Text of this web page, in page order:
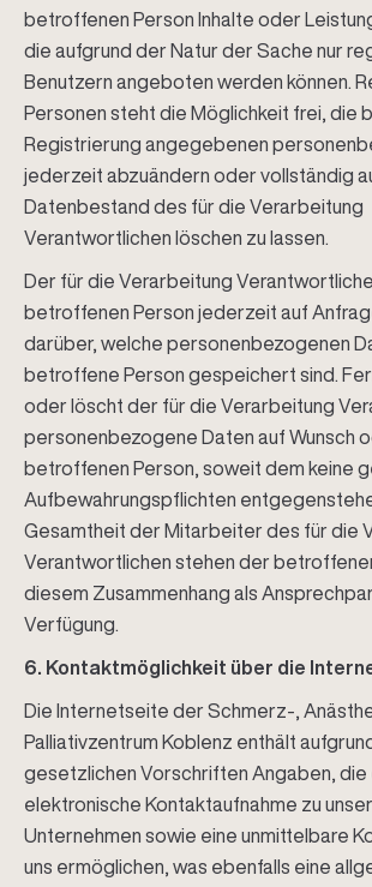
betroffenen Person Inhalte oder
die aufgrund der Natur der Sache nur
Benutzern angeboten werden können.
Personen steht die Möglichkeit frei, die
Registrierung angegebenen
jederzeit abzuändern oder vollständig
Datenbestand des für die Verarbeitung
Verantwortlichen löschen zu lassen.
Der für die Verarbeitung
betroffenen Person jederzeit auf
darüber, welche personenbezogenen
betroffene Person gespeichert sind.
oder löscht der für die Verarbeitung
personenbezogene Daten auf Wunsch
betroffenen Person, soweit dem keine
Aufbewahrungspflichten
Gesamtheit der Mitarbeiter des für die
Verantwortlichen stehen der
diesem Zusammenhang als
Verfügung.
6. Kontaktmöglichkeit über die
Die Internetseite der Schmerz-,
Palliativzentrum Koblenz enthält
gesetzlichen Vorschriften Angaben, die
elektronische Kontaktaufnahme zu
Unternehmen sowie eine unmittelbare
uns ermöglichen, was ebenfalls eine